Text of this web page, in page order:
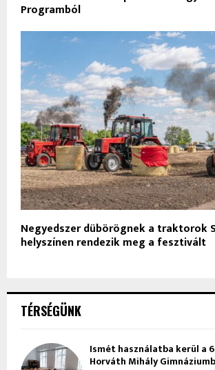
Programból
Negyedszer dübörögnek a traktorok
helyszínen rendezik meg a fesztivált
TÉRSÉGÜNK
Ismét használatba kerül a
Horváth Mihály